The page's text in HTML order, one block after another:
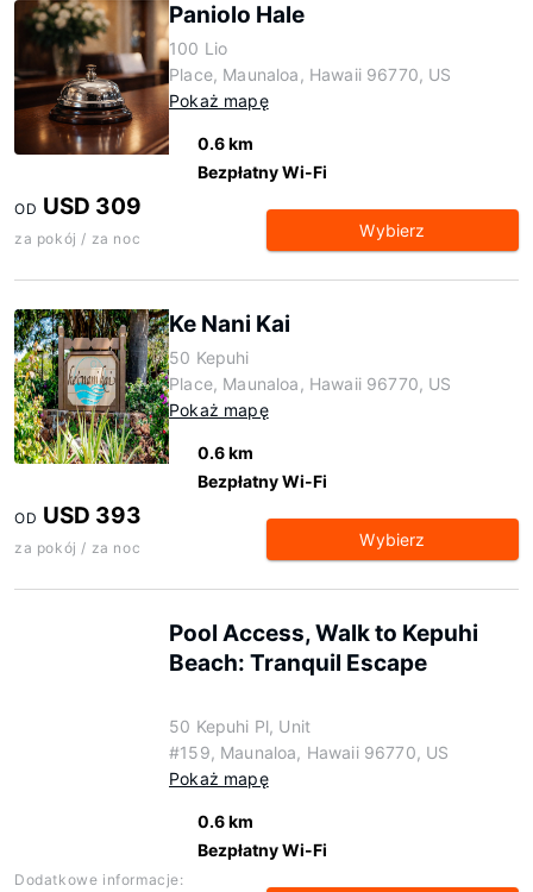
Paniolo Hale
100 Lio
Place, Maunaloa, Hawaii 96770, US
Pokaż mapę
0.6 km
Bezpłatny Wi-Fi
OD USD 309
za pokój / za noc Wybierz
Ke Nani Kai
50 Kepuhi
Place, Maunaloa, Hawaii 96770, US
Pokaż mapę
0.6 km
Bezpłatny Wi-Fi
OD USD 393
za pokój / za noc Wybierz
Pool Access, Walk to Kepuhi
Beach: Tranquil Escape
50 Kepuhi Pl, Unit
#159, Maunaloa, Hawaii 96770, US
Pokaż mapę
0.6 km
Bezpłatny Wi-Fi
Dodatkowe informacje: